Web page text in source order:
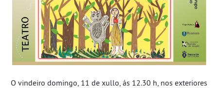
O vindeiro domingo, 11 de xullo, ás 12.30 h, nos exteriores